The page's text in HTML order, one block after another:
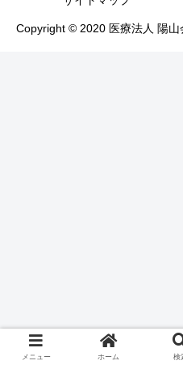
Copyright © 2020 医療法人 陽
メニュー ホーム 検